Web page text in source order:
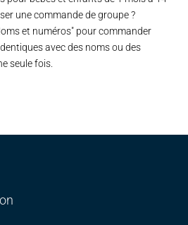
une commande de groupe ?
et numéros" pour commander
avec des noms ou des
seule fois.